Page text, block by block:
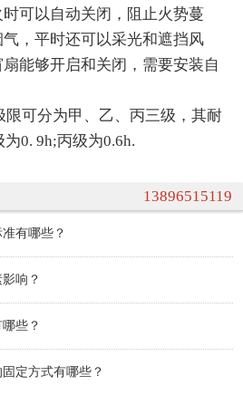
可以自动关闭，阻止火势蔓
，平时还可以采光和遮挡风
能够开启和关闭，需要安装自
可分为甲、乙、丙三级，其耐
0. 9h;丙级为0.6h.
13896515119
有哪些？
响？
些？
定方式有哪些？